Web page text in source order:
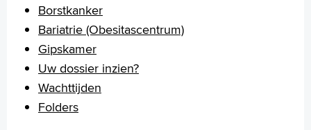
Borstkanker
Bariatrie (Obesitascentrum)
Gipskamer
Uw dossier inzien?
Wachttijden
Folders